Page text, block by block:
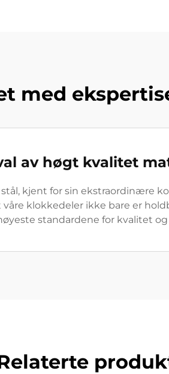
med
av høgt kvalitet
kjent for sin ekstraordinære
klokkedeler ikke bare er
standardene for kvalitet